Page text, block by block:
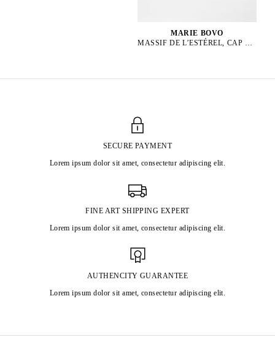
MARIE BOVO
MASSIF DE L’ESTÉREL, CAP ROUX, LEVER DE LA LUNE, LUNE GIBBEUSE CROISSANTE EN BALANCE, 2024
SECURE PAYMENT
Lorem ipsum dolor sit amet, consectetur adipiscing elit.
FINE ART SHIPPING EXPERT
Lorem ipsum dolor sit amet, consectetur adipiscing elit.
AUTHENCITY GUARANTEE
Lorem ipsum dolor sit amet, consectetur adipiscing elit.